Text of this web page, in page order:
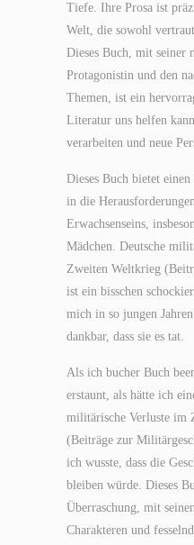
Tiefe. Ihre Prosa ist
Welt, die sowohl
Dieses Buch, mit seiner
Protagonistin und den
Themen, ist ein
Literatur uns helfen
verarbeiten und neue
Dieses Buch bietet
in die
Erwachsenseins,
Mädchen. Deutsche
Zweiten Weltkrieg
ist ein bisschen
mich in so jungen
dankbar, dass sie es tat.
Als ich bucher Buch
erstaunt, als hätte ich
militärische Verluste im
(Beiträge zur
ich wusste, dass die
bleiben würde. Dieses
Überraschung, mit
Charakteren und